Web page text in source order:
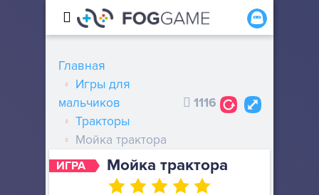
ИГРА Мойка трактора
Главная
Игры для
мальчиков
Тракторы
Мойка трактора
1116